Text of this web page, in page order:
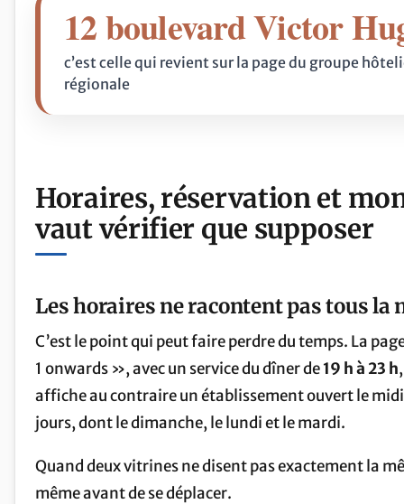
12 boulevard Victor
c’est celle qui revient sur la page du groupe
régionale
Horaires, réservation et
vaut vérifier que supposer
Les horaires ne racontent pas tous la
C’est le point qui peut faire perdre du temps. La
1 onwards », avec un service du dîner de19 h à 23 h
affiche au contraire un établissement ouvert le
jours, dont le dimanche, le lundi et le mardi.
Quand deux vitrines ne disent pas exactement la
même avant de se déplacer.